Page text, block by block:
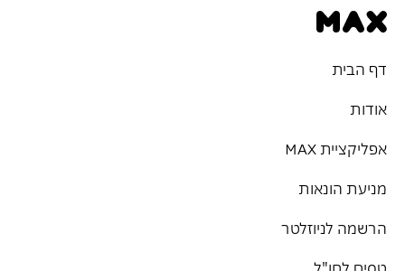
דף הבית
אודות
אפליקציית MAX
מניעת הונאות
הרשמה לניוזלטר
טסים לחו"ל